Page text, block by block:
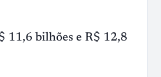
11,6 bilhões e R$ 12,8